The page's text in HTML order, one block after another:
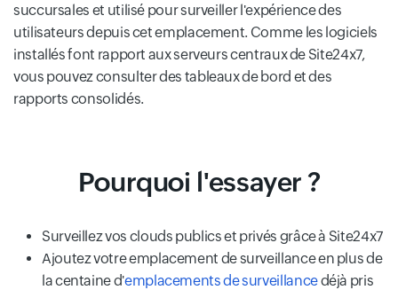
succursales et utilisé pour surveiller l'expérience des
utilisateurs depuis cet emplacement. Comme les logiciels
installés font rapport aux serveurs centraux de Site24x7,
vous pouvez consulter des tableaux de bord et des
rapports consolidés.
Pourquoi l'essayer ?
Surveillez vos clouds publics et privés grâce à Site24x7
Ajoutez votre emplacement de surveillance en plus de
la centaine d'emplacements de surveillancedéjà pris